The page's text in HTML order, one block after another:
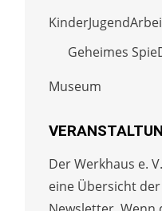
Geheimes
Museum
Der Werkhaus e.
eine Übersicht